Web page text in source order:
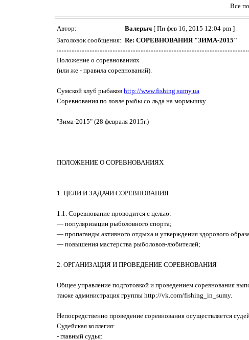
Все
Автор: Валерыч [ Пн фев 16, 2015 12:04 pm ]
Заголовок сообщения: Re: СОРЕВНОВАНИЯ "ЗИМА-2015"
Положение о соревнованиях
(или же - правила соревнований).
Сумской клуб рыбаков http://www.fishing.sumy.ua
Соревнования по ловле рыбы со льда на мормышку
"Зима-2015" (28 февраля 2015г.)
ПОЛОЖЕНИЕ О СОРЕВНОВАНИЯХ
1. ЦЕЛИ И ЗАДАЧИ СОРЕВНОВАНИЯ
1.1. Соревнование проводится с целью:
— популяризации рыболовного спорта;
— пропаганды активного отдыха и утверждения здорового
— повышения мастерства рыболовов-любителей;
2. ОРГАНИЗАЦИЯ И ПРОВЕДЕНИЕ СОРЕВНОВАНИЯ
Общее управление подготовкой и проведением соревнования
также администрация группы http://vk.com/fishing_in_sumy.
Непосредственно проведение соревнования осуществляется
Судейская коллегия:
- главный судья: